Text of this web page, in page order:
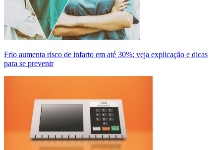
Frio aumenta risco de infarto em até 30%: veja explicação e dicas
para se prevenir